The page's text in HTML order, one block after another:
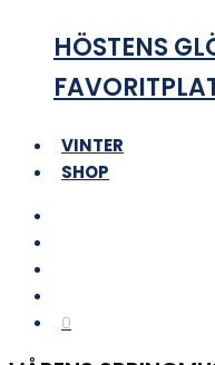
HÖSTENS
VINTER
SHOP
0